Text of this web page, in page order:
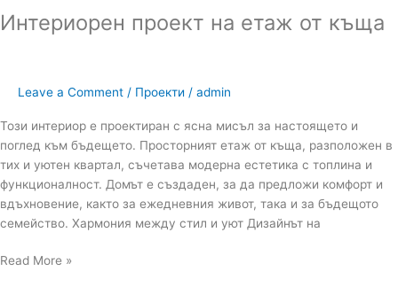
Интериорен проект на етаж от къща
Leave a Comment / Проекти / admin
Този интериор е проектиран с ясна мисъл за настоящето и
поглед към бъдещето. Просторният етаж от къща, разположен в
тих и уютен квартал, съчетава модерна естетика с топлина и
функционалност. Домът е създаден, за да предложи комфорт и
вдъхновение, както за ежедневния живот, така и за бъдещото
семейство. Хармония между стил и уют Дизайнът на
Read More »